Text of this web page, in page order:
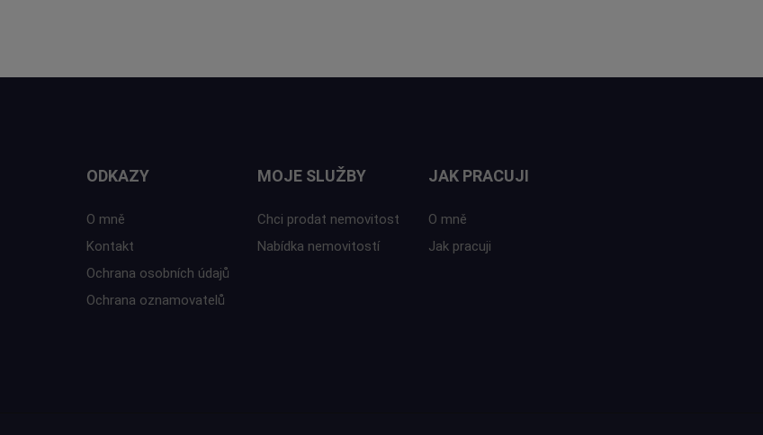
ODKAZY
O mně
Kontakt
Ochrana osobních údajů
Ochrana oznamovatelů
MOJE SLUŽBY
Chci prodat nemovitost
Nabídka nemovitostí
JAK PRACUJI
O mně
Jak pracuji